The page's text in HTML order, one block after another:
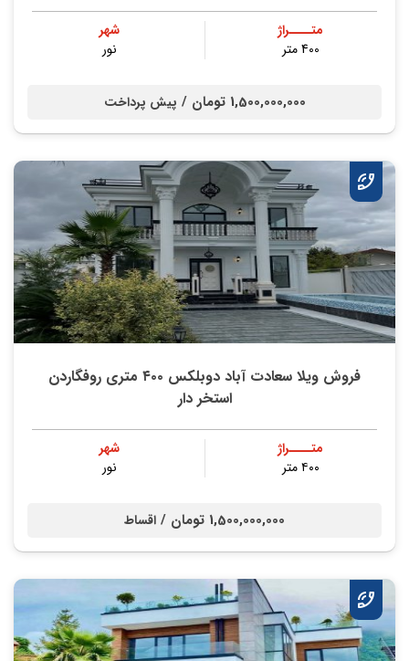
متــــراژ
400 متر
شهر
نور
1,500,000,000 تومان / پیش پرداخت
فروش ویلا سعادت آباد دوبلکس ۴۰۰ متری روفگاردن
استخر دار
متــــراژ
۴۰۰ متر
شهر
نور
1,500,000,000 تومان / اقساط